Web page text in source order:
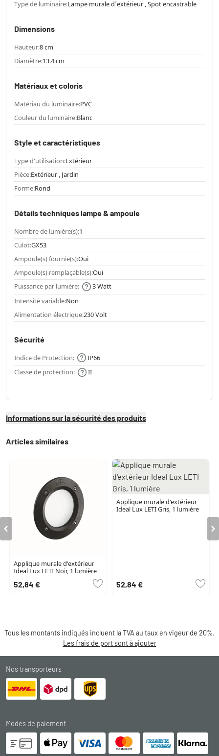
Type de luminaire:Lampe murale d´extérieur , Spot encastrable
Dimensions
Hauteur:8 cm
Diamètre:13.4 cm
Matériaux et coloris
Matériau du luminaire:PVC
Couleur du luminaire:Blanc
Style et caractéristiques
Type d'utilisation:Extérieur
Pièce:Extérieur , Jardin
Forme:Rond
Détails techniques lampe & ampoule
Nombre de lumière(s):1
Culot:GX53
Ampoule(s) fournie(s):Oui
Ampoule(s) remplaçable(s):Oui
Puissance par lumière:
3 Watt
Intensité variable:Non
Alimentation électrique:230 Volt
Sécurité
Indice de Protection:
IP66
Classe de protection:
II
Informations sur la sécurité des produits
Articles similaires
Applique murale d'extérieur
Ideal Lux LETI Noir, 1 lumière
52,84 €
Applique murale d'extérieur
Ideal Lux LETI Gris, 1 lumière
52,84 €
Tous les montants indiqués incluent la TVA au taux en vigeur de 20%.
Les frais de port sont à ajouter
Nos transporteurs
Modes de paiement